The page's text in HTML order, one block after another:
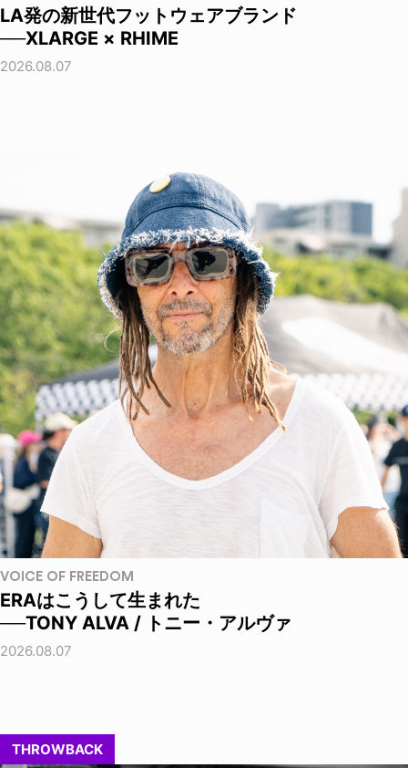
LA発の新世代フットウェアブランド
──XLARGE × RHIME
2026.08.07
VOICE OF FREEDOM
ERAはこうして生まれた
──TONY ALVA / トニー・アルヴァ
2026.08.07
THROWBACK